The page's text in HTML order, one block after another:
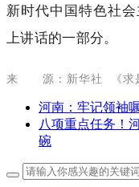
新时代中国特色社
上讲话的一部分。
来 源： 新华社 《求
河南：牢记领袖
八项重点任务！
碗